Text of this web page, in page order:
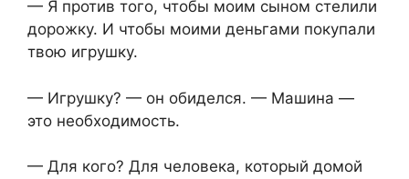
— Я против того, чтобы моим сыном стелили
дорожку. И чтобы моими деньгами покупали
твою игрушку.
— Игрушку? — он обиделся. — Машина —
это необходимость.
— Для кого? Для человека, который домой